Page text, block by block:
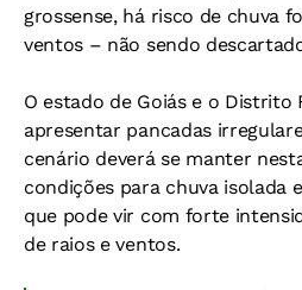
grossense, há risco de chuva
ventos – não sendo
O estado de Goiás e o Distrito
apresentar pancadas
cenário deverá se manter
condições para chuva isolada
que pode vir com forte
de raios e ventos.